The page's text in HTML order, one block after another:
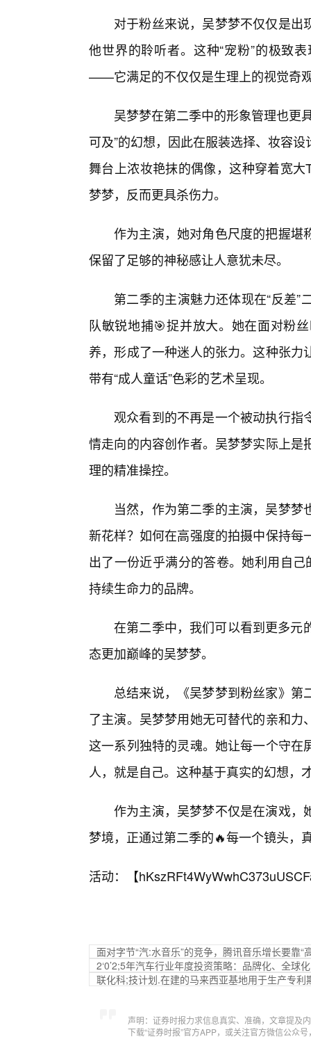
对于粉丝来说，吴梦梦不仅仅是
他世界的聆听者。这种“宠粉”的极致
——它满足的不仅仅是生理上的视觉奇
吴梦梦在第二季中的形象管理也更
可及”的幻想，因此在服装选择、妆容
舞台上浓妆艳抹的偶像，这种穿着宽
梦梦，反而更具杀伤力。
作为主演，她对角色尺度的把握堪
保留了足够的神秘感让人意犹未尽。
第二季的主演魅力还体现在“反差
队敏锐地捕🎯捉并放大。她在面对粉
养，形成了一种迷人的张力。这种张
带有“成人童话”色彩的艺术呈现。
观众看到的不再是一个被动执行
情走向的内容创作者。吴梦梦实际上
理的精准操控。
当然，作为第二季的主演，吴梦
新花样？如何在高强度的拍摄中保持
出了一份近乎满分的答卷。她利用自
持续生命力的品牌。
在第二季中，我们可以看到更多元
态更加巅峰的吴梦梦。
总结来说，《吴梦梦到粉丝家》
了主演。吴梦梦用她无可替代的亲和
这一系列独特的灵魂。她让每一个守
人，就是自己。这种基于真实的幻想，
作为主演，吴梦梦不仅是在演戏，
梦境，正通过第二季的🔥每一个镜头，
活动：【
面对字节“汽:水音乐”的竞争，腾讯音乐增长要靠“
2‘0’2;5年汽车行业年度投资策略：品牌化、全球
联化科;技计划.在建的马来西亚基地用于生产专利
声明：证券时报力求信息真实、准确，文章提及
下载“证券时报”官方APP，或关注官方微信公众